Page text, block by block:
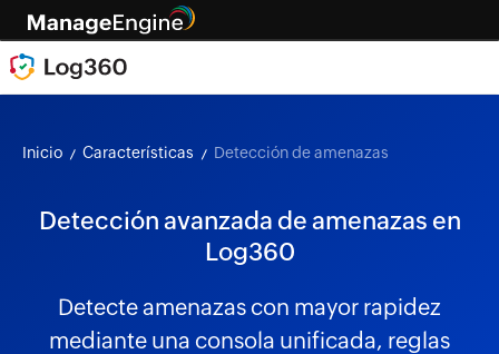
Inicio Características Detección de amenazas
Detección avanzada de amenazas en
Log360
Detecte amenazas con mayor rapidez
mediante una consola unificada, reglas